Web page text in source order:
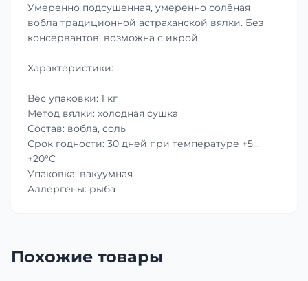
Умеренно подсушенная, умеренно солёная
вобла традиционной астраханской вялки. Без
консервантов, возможна с икрой.
Характеристики:
Вес упаковки: 1 кг
Метод вялки: холодная сушка
Состав: вобла, соль
Срок годности: 30 дней при температуре +5…
+20°C
Упаковка: вакуумная
Аллергены: рыба
Похожие товары